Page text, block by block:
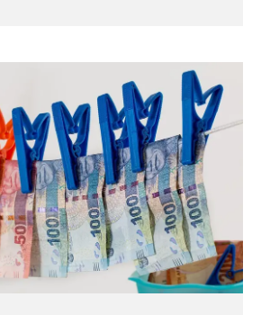
dei rendimenti risalente al 1986,
loro sottoscrizione, e di un timbro
messo sopra la tabella, la quale